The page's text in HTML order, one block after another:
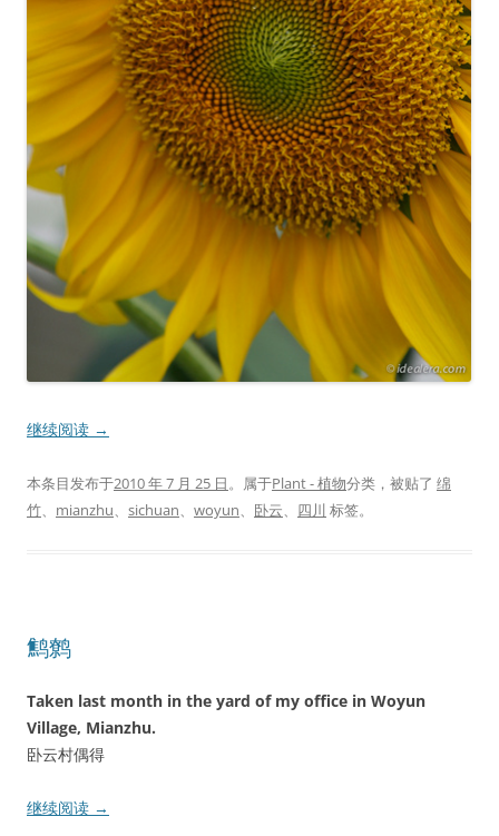
继续阅读 →
本条目发布于2010 年 7 月 25 日。属于Plant - 植物分类，被贴了 绵
竹、 mianzhu、 sichuan、 woyun、 卧云、 四川 标签。
鹪鹩
Taken last month in the yard of my office in Woyun
Village, Mianzhu.
卧云村偶得
继续阅读 →